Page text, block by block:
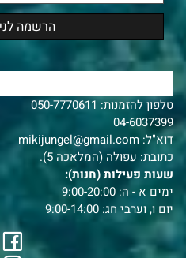
טלפון להזמנות:050-7770611
04-6037399
דוא"ל: mikijungel@gmail.com
כתובת: עפולה (המלאכה 5).
שעות פעילות (חנות):
ימים א - ה: 9:00-20:00
יום ו, וערבי חג: 9:00-14:00